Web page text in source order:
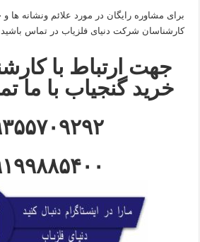
برای مشاوره رایگان در مورد علائم ونشانه ها و
کارشناسان شرکت دنیای فلزیاب در تماس باشید.
جهت ارتباط با
خرید گنجیاب با ما